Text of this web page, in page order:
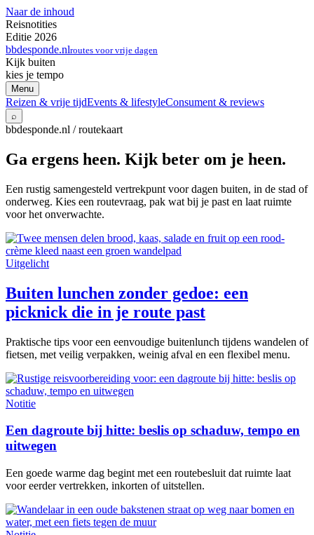
Naar de inhoud
Reisnotities
Editie 2026
bbdesponde.nlroutes voor vrije dagen
Kijk buiten
kies je tempo
Menu
Reizen & vrije tijdEvents & lifestyleConsument & reviews
⌕
bbdesponde.nl / routekaart
Ga ergens heen. Kijk beter om je heen.
Een rustig samengesteld vertrekpunt voor dagen buiten, in de stad of
onderweg. Kies een routevraag, pak wat bij je past en laat ruimte
voor het onverwachte.
Uitgelicht
Buiten lunchen zonder gedoe: een
picknick die in je route past
Praktische tips voor een eenvoudige buitenlunch tijdens wandelen of
fietsen, met veilig verpakken, weinig afval en een flexibel menu.
Notitie
Een dagroute bij hitte: beslis op schaduw, tempo en
uitwegen
Een goede warme dag begint met een routebesluit dat ruimte laat
voor eerder vertrekken, inkorten of uitstellen.